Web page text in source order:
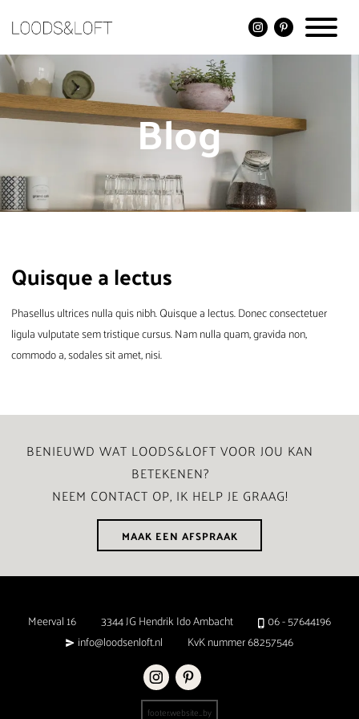
Blog
Quisque a lectus
Phasellus ultrices nulla quis nibh. Quisque a lectus. Donec consectetuer
ligula vulputate sem tristique cursus. Nam nulla quam, gravida non,
commodo a, sodales sit amet, nisi.
BENIEUWD WAT LOODS&LOFT VOOR JOU KAN
BETEKENEN?
NEEM CONTACT OP, IK HELP JE GRAAG!
MAAK EEN AFSPRAAK
Meerval 16 3344 JG Hendrik Ido Ambacht
06 - 57644196
info@loodsenloft.nl
KvK nummer 68257546
footer.website_by